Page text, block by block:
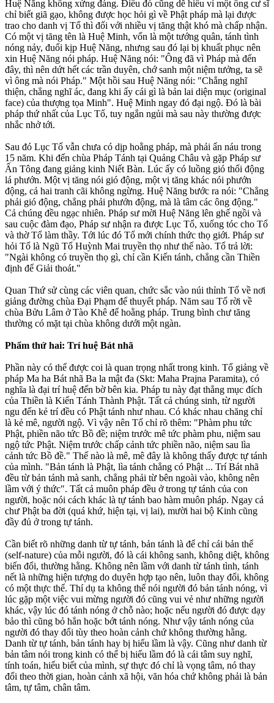
Huệ Năng không xứng đáng. Ðiều đó cũng dễ hiểu vì một ông cư sĩ
chỉ biết giã gạo, không được học hỏi gì về Phật pháp mà lại được
trao cho danh vị Tổ thì đối với nhiều vị tăng thật khó mà chấp nhận.
Có một vị tăng tên là Huệ Minh, vốn là một tướng quân, tánh tình
nóng nảy, đuổi kịp Huệ Năng, nhưng sau đó lại bị khuất phục nên
xin Huệ Năng nói pháp. Huệ Năng nói: "Ông đã vì Pháp mà đến
đây, thì nên dứt hết các trần duyên, chớ sanh một niệm tưởng, ta sẽ
vì ông mà nói Pháp." Một hồi sau Huệ Năng nói: "Chẳng nghĩ
thiện, chẳng nghĩ ác, đang khi ấy cái gì là bản lai diện mục (original
face) của thượng tọa Minh". Huệ Minh ngay đó đại ngộ. Ðó là bài
pháp thứ nhất của Lục Tổ, tuy ngắn ngủi mà sau này thường được
nhắc nhở tới.
Sau đó Lục Tổ vẫn chưa có dịp hoằng pháp, mà phải ẩn náu trong
15 năm. Khi đến chùa Pháp Tánh tại Quảng Châu và gặp Pháp sư
Ấn Tông đang giảng kinh Niết Bàn. Lúc ấy có luồng gió thổi động
lá phướn. Một vị tăng nói gió động, một vị tăng khác nói phướn
động, cả hai tranh cãi không ngừng. Huệ Năng bước ra nói: "Chẳng
phải gió động, chẳng phải phướn động, mà là tâm các ông động."
Cả chúng đều ngạc nhiên. Pháp sư mời Huệ Năng lên ghế ngồi và
sau cuộc đàm đạo, Pháp sư nhận ra được Lục Tổ, xuống tóc cho Tổ
và thờ Tổ làm thầy. Tới lúc đó Tổ mới chính thức thọ giới. Pháp sư
hỏi Tổ là Ngũ Tổ Huỳnh Mai truyền thọ như thế nào. Tổ trả lời:
"Ngài không có truyền thọ gì, chỉ cần Kiến tánh, chẳng cần Thiền
định để Giải thoát."
Quan Thứ sử cùng các viên quan, chức sắc vào núi thỉnh Tổ về nơi
giảng đường chùa Ðại Phạm để thuyết pháp. Năm sau Tổ rời về
chùa Bửu Lâm ở Tào Khê để hoằng pháp. Trung bình chư tăng
thường có mặt tại chùa không dưới một ngàn.
Phẩm thứ hai: Trí huệ Bát nhã
Phần này có thể được coi là quan trọng nhất trong kinh. Tổ giảng về
pháp Ma ha Bát nhã Ba la mật đa (Skt: Maha Prajna Paramita), có
nghĩa là đại trí huệ đến bờ bên kia. Pháp tu này đạt thẳng mục đích
của Thiền là Kiến Tánh Thành Phật. Tất cả chúng sinh, từ người
ngu đến kẻ trí đều có Phật tánh như nhau. Có khác nhau chăng chỉ
là kẻ mê, người ngộ. Vì vậy nên Tổ chỉ rõ thêm: "Phàm phu tức
Phật, phiền não tức Bồ đề; niệm trước mê tức phàm phu, niệm sau
ngộ tức Phật. Niệm trước chấp cảnh tức phiền não, niệm sau lìa
cảnh tức Bồ đề." Thế nào là mê, mê đây là không thấy được tự tánh
của mình. "Bản tánh là Phật, lìa tánh chẳng có Phật ... Trí Bát nhã
đều từ bản tánh mà sanh, chẳng phải từ bên ngoài vào, không nên
lầm với ý thức". Tất cả muôn pháp đều ở trong tự tánh của con
người, hoặc nói cách khác là tự tánh bao hàm muôn pháp. Ngay cả
chư Phật ba đời (quá khứ, hiện tại, vị lai), mười hai bộ Kinh cũng
đầy đủ ở trong tự tánh.
Cần biết rõ những danh từ tự tánh, bản tánh là để chỉ cái bản thể
(self-nature) của mỗi người, đó là cái không sanh, không diệt, không
biến đổi, thường hằng. Không nên lầm với danh từ tánh tình, tánh
nết là những hiện tượng do duyên hợp tạo nên, luôn thay đổi, không
có một thực thể. Thí dụ ta không thể nói người đó bản tánh nóng, vì
lúc gặp một việc vui mừng người đó cũng vui vẻ như những người
khác, vậy lúc đó tánh nóng ở chỗ nào; hoặc nếu người đó được dạy
bảo thì cũng bỏ hẳn hoặc bớt tánh nóng. Như vậy tánh nóng của
người đó thay đổi tùy theo hoàn cảnh chứ không thường hằng.
Danh từ tự tánh, bản tánh hay bị hiểu lầm là vậy. Cũng như danh từ
bản tâm nói trong kinh có thể bị hiểu lầm đó là cái tâm suy nghĩ,
tính toán, hiểu biết của mình, sự thực đó chỉ là vọng tâm, nó thay
đổi theo thời gian, hoàn cảnh xã hội, văn hóa chứ không phải là bản
tâm, tự tâm, chân tâm.